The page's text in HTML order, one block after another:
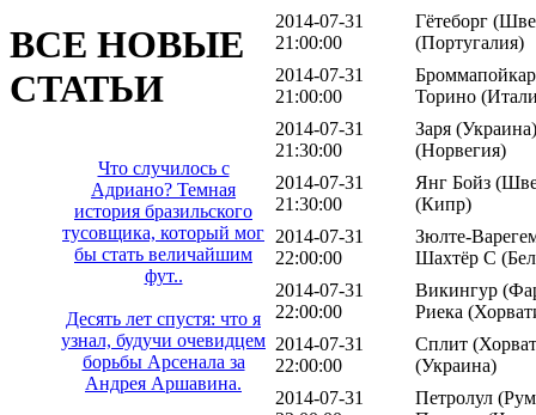
ВСЕ НОВЫЕ
СТАТЬИ
Что случилось с
Адриано? Темная
история бразильского
тусовщика, который мог
бы стать величайшим
фут..
Десять лет спустя: что я
узнал, будучи очевидцем
борьбы Арсенала за
Андрея Аршавина.
2014-07-31
21:00:00
Гётеборг
(Португалия)
2014-07-31
21:00:00
Торино
2014-07-31
21:30:00
Заря
(Норвегия)
2014-07-31
21:30:00
Янг Бойз
(Кипр)
2014-07-31
22:00:00
Зюлте-
Шахтёр С
2014-07-31
22:00:00
Викингур
Риека
2014-07-31
22:00:00
Сплит
(Украина)
2014-07-31
Петролул